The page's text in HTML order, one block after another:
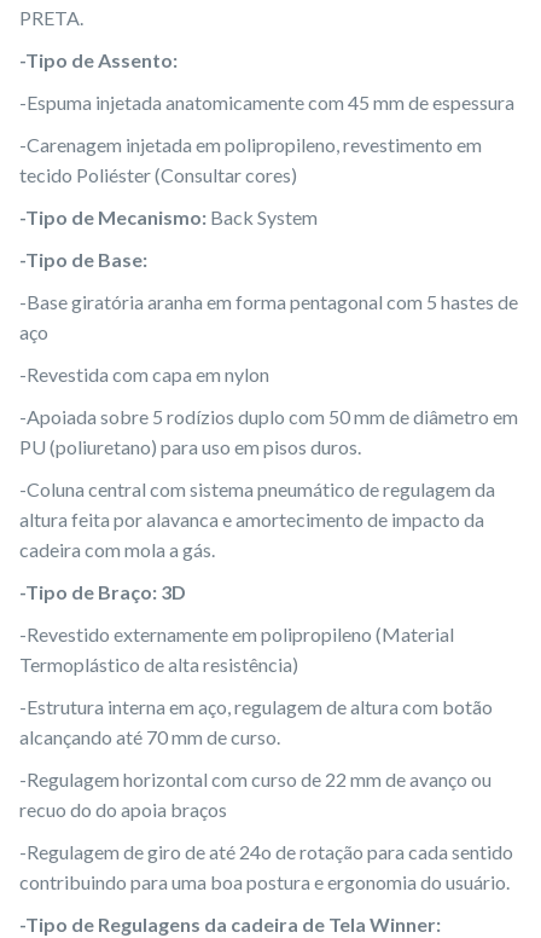
PRETA.
-Tipo de Assento:
-Espuma injetada anatomicamente com 45 mm de espessura
-Carenagem injetada em polipropileno, revestimento em
tecido Poliéster (Consultar cores)
-Tipo de Mecanismo: Back System
-Tipo de Base:
-Base giratória aranha em forma pentagonal com 5 hastes de
aço
-Revestida com capa em nylon
-Apoiada sobre 5 rodízios duplo com 50 mm de diâmetro em
PU (poliuretano) para uso em pisos duros.
-Coluna central com sistema pneumático de regulagem da
altura feita por alavanca e amortecimento de impacto da
cadeira com mola a gás.
-Tipo de Braço: 3D
-Revestido externamente em polipropileno (Material
Termoplástico de alta resistência)
-Estrutura interna em aço, regulagem de altura com botão
alcançando até 70 mm de curso.
-Regulagem horizontal com curso de 22 mm de avanço ou
recuo do do apoia braços
-Regulagem de giro de até 24o de rotação para cada sentido
contribuindo para uma boa postura e ergonomia do usuário.
-Tipo de Regulagens da cadeira de Tela Winner: